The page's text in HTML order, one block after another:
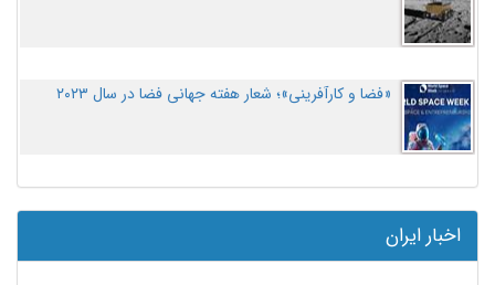
«فضا و کارآفرینی»؛ شعار هفته جهانی فضا در سال ۲۰۲۳
اخبار ایران